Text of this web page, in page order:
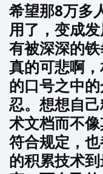
希望那8万多
用了，变成
有被深深的
真的可悲啊
的口号之中
忍。想想自
术文档而不
符合规定，
的积累技术